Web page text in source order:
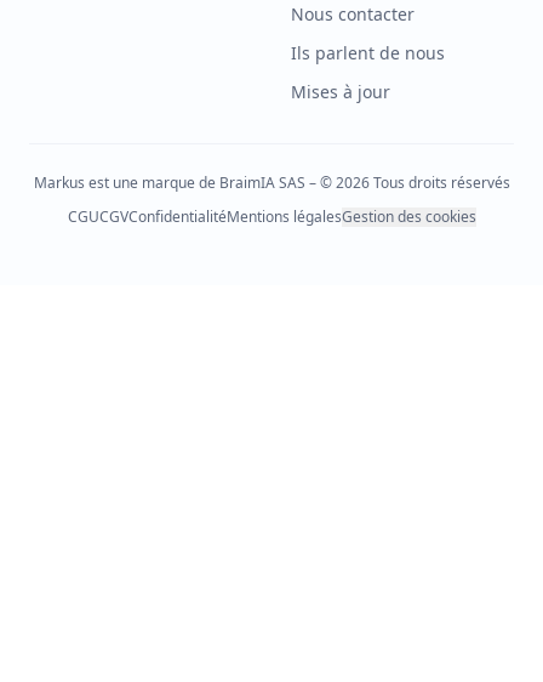
Nous contacter
Ils parlent de nous
Mises à jour
Markus est une marque de BraimIA SAS – © 2026 Tous droits réservés
CGUCGVConfidentialitéMentions légalesGestion des cookies